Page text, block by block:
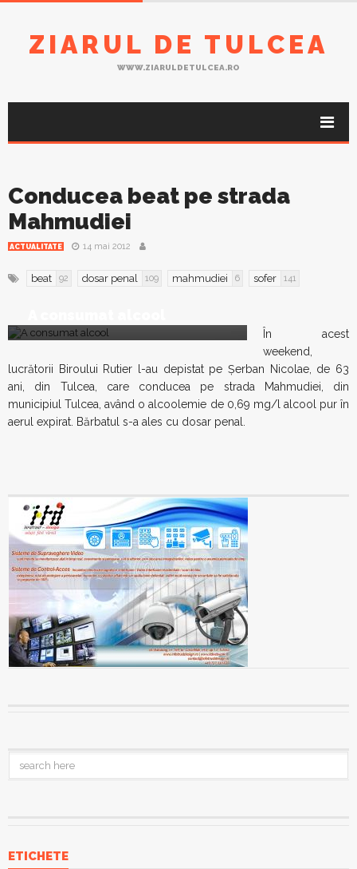
ZIARUL DE TULCEA
WWW.ZIARULDETULCEA.RO
Conducea beat pe strada
Mahmudiei
ACTUALITATE 14 mai 2012
beat 92 dosar penal 109 mahmudiei 6 sofer 141
În acest
weekend,
lucrătorii Biroului Rutier l-au depistat pe Şerban Nicolae, de 63
ani, din Tulcea, care conducea pe strada Mahmudiei, din
municipiul Tulcea, având o alcoolemie de 0,69 mg/l alcool pur în
aerul expirat. Bărbatul s-a ales cu dosar penal.
ETICHETE